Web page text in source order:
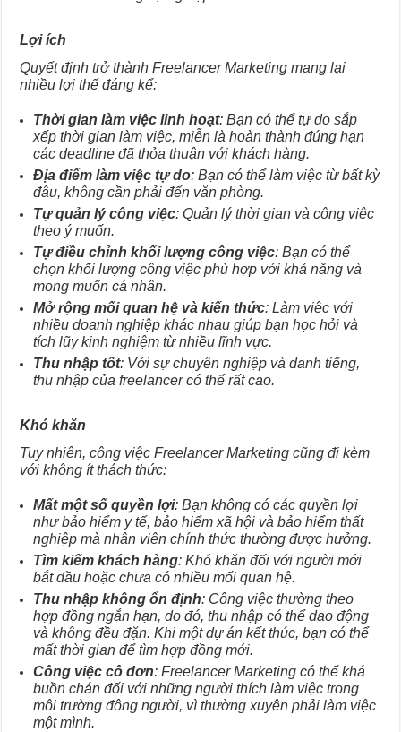
Lợi ích
Quyết định trở thành Freelancer Marketing mang lại
nhiều lợi thế đáng kể:
Thời gian làm việc linh hoạt: Bạn có thể tự do sắp
xếp thời gian làm việc, miễn là hoàn thành đúng hạn
các deadline đã thỏa thuận với khách hàng.
Địa điểm làm việc tự do: Bạn có thể làm việc từ bất kỳ
đâu, không cần phải đến văn phòng.
Tự quản lý công việc: Quản lý thời gian và công việc
theo ý muốn.
Tự điều chỉnh khối lượng công việc: Bạn có thể
chọn khối lượng công việc phù hợp với khả năng và
mong muốn cá nhân.
Mở rộng mối quan hệ và kiến thức: Làm việc với
nhiều doanh nghiệp khác nhau giúp bạn học hỏi và
tích lũy kinh nghiệm từ nhiều lĩnh vực.
Thu nhập tốt: Với sự chuyên nghiệp và danh tiếng,
thu nhập của freelancer có thể rất cao.
Khó khăn
Tuy nhiên, công việc Freelancer Marketing cũng đi kèm
với không ít thách thức:
Mất một số quyền lợi: Bạn không có các quyền lợi
như bảo hiểm y tế, bảo hiểm xã hội và bảo hiểm thất
nghiệp mà nhân viên chính thức thường được hưởng.
Tìm kiếm khách hàng: Khó khăn đối với người mới
bắt đầu hoặc chưa có nhiều mối quan hệ.
Thu nhập không ổn định: Công việc thường theo
hợp đồng ngắn hạn, do đó, thu nhập có thể dao động
và không đều đặn. Khi một dự án kết thúc, bạn có thể
mất thời gian để tìm hợp đồng mới.
Công việc cô đơn: Freelancer Marketing có thể khá
buồn chán đối với những người thích làm việc trong
môi trường đông người, vì thường xuyên phải làm việc
một mình.